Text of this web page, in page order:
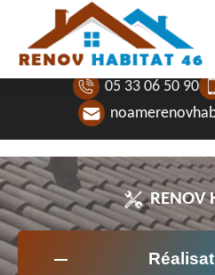
05 33 06 50 90
RENOV